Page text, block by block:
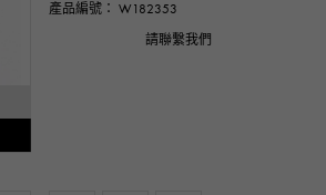
產品編號： W182353
請聯繫我們